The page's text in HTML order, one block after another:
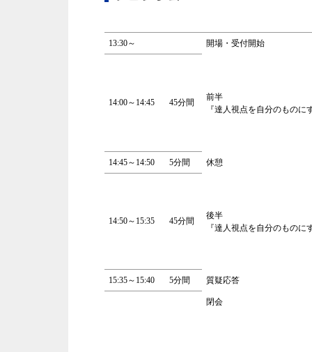
13:30～ 開場・受付開始
14:00～14:45 45分間
前半
『達人視点を自分のもの
14:45～14:50 5分間 休憩
14:50～15:35 45分間
後半
『達人視点を自分のもの
15:35～15:40 5分間 質疑応答
閉会